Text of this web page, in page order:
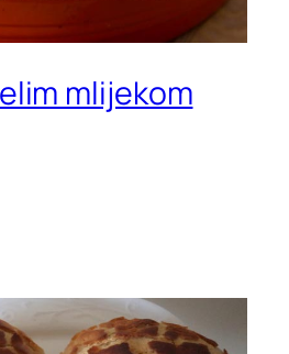
mlijekom